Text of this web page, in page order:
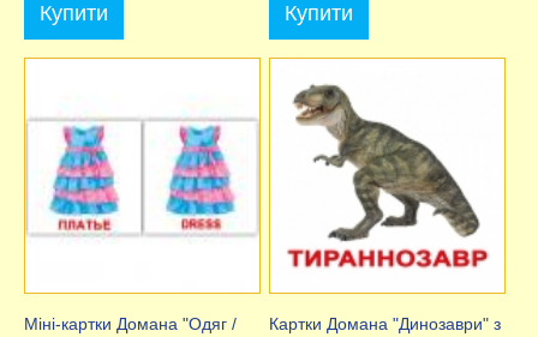
Купити Купити
Міні-картки Домана "Одяг /
Картки Домана "Динозаври" з